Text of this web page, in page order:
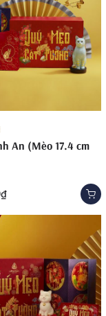
An (Mèo 17.4 cm